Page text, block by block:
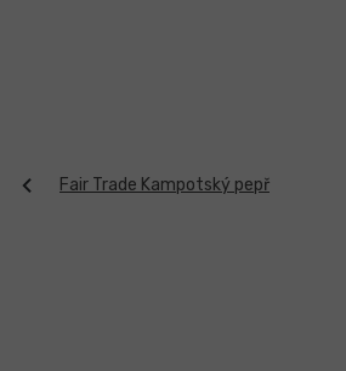
Fair Trade Kampotský pepř